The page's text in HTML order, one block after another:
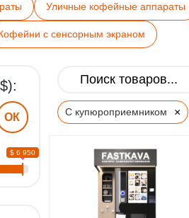
Уличные кофейные аппараты
с сенсорным экраном
ОК
$ 6 950
С купюроприемником ×